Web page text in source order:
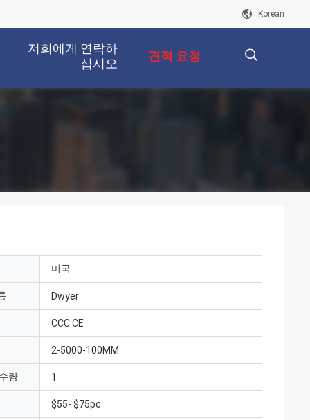
Korean
저희에게 연락하
십시오
견적 요청
미국
Dwyer
CCC CE
2-5000-100MM
량 1
$55- $75pc